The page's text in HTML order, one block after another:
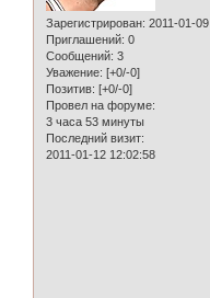
Зарегистрирован: 2011-01-09
Приглашений: 0
Сообщений: 3
Уважение: [+0/-0]
Позитив: [+0/-0]
Провел на форуме:
3 часа 53 минуты
Последний визит:
2011-01-12 12:02:58